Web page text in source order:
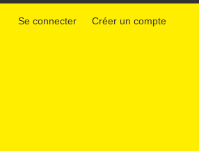
Se connecter Créer un compte